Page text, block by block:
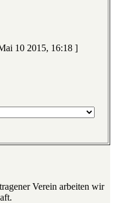
10 2015, 16:18 ]
Verein arbeiten wir